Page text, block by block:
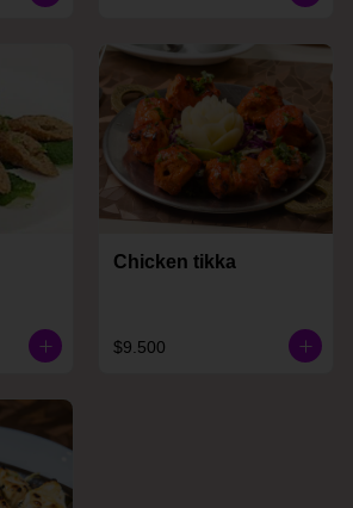
Chicken tikka
$9.500